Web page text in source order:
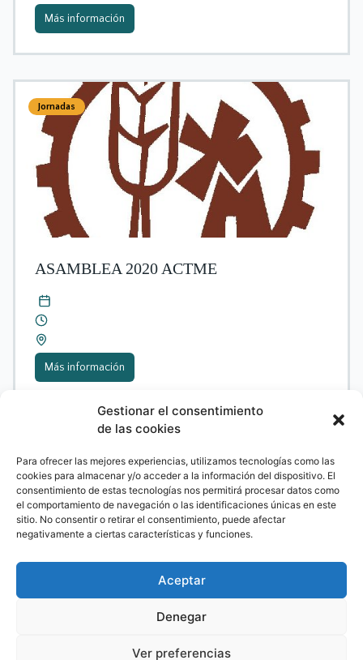
Gestionar el consentimiento
de las cookies
Para ofrecer las mejores experiencias, utilizamos tecnologías como las
cookies para almacenar y/o acceder a la información del dispositivo. El
consentimiento de estas tecnologías nos permitirá procesar datos como
el comportamiento de navegación o las identificaciones únicas en este
sitio. No consentir o retirar el consentimiento, puede afectar
negativamente a ciertas características y funciones.
Aceptar
Denegar
Ver preferencias
Más información
Jornadas
ASAMBLEA 2020 ACTME
Más información
Formación Jornadas Webinar
Webinar 08/06 TBN